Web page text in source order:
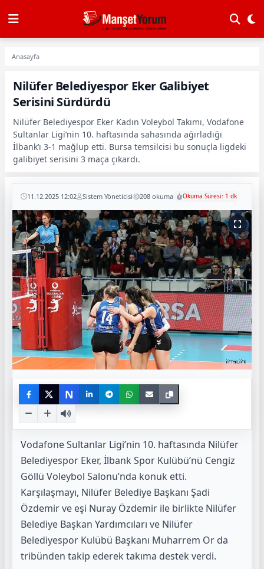
Anasayfa
Nilüfer Belediyespor Eker Galibiyet
Serisini Sürdürdü
Nilüfer Belediyespor Eker Kadın Voleybol Takımı, Vodafone
Sultanlar Ligi’nin 10. haftasında sahasında ağırladığı
İlbank’ı 3-1 mağlup etti. Bursa temsilcisi bu sonuçla ligdeki
galibiyet serisini 3 maça çıkardı.
11.12.2025 12:02 Sistem Yöneticisi 208 okuma Okuma Süresi: 1 dk
N
Vodafone Sultanlar Ligi’nin 10. haftasında Nilüfer
Belediyespor Eker, İlbank Spor Kulübü’nü Cengiz
Göllü Voleybol Salonu’nda konuk etti.
Karşılaşmayı, Nilüfer Belediye Başkanı Şadi
Özdemir ve eşi Nuray Özdemir ile birlikte Nilüfer
Belediye Başkan Yardımcıları ve Nilüfer
Belediyespor Kulübü Başkanı Muharrem Or da
tribünden takip ederek takıma destek verdi.